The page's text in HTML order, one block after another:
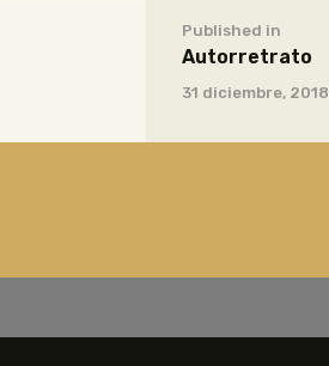
Published in
Autorretrato
31 diciembre, 2018